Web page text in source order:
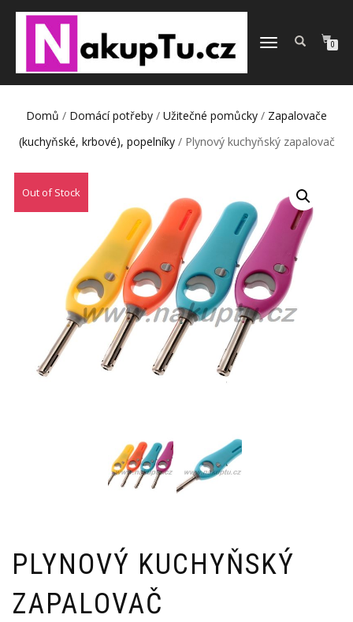
PŘEPNOUT
0
Domů / Domácí potřeby / Užitečné pomůcky / Zapalovače
(kuchyňské, krbové), popelníky/ Plynový kuchyňský zapalovač
Out of Stock
PLYNOVÝ KUCHYŇSKÝ
ZAPALOVAČ